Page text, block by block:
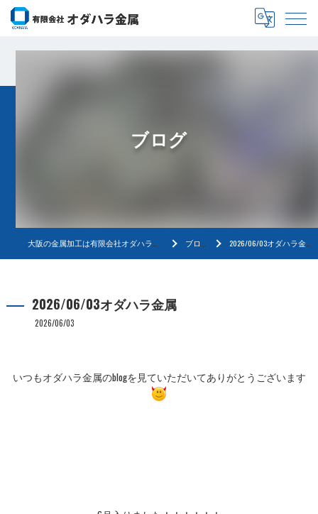
ブログ
ブログ 2026/06/03オダハラ金属
2026/06/03オダハラ金属
2026/06/03
いつもオダハラ金属のblogを見ていただいてありがとうございます